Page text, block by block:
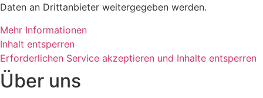
Daten an Drittanbieter weitergegeben werden.
Mehr Informationen
Inhalt entsperren
Erforderlichen Service akzeptieren und Inhalte entsperren
Über uns